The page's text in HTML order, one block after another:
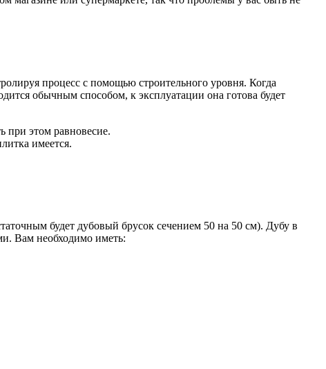
процесс с помощью строительного уровня. Когда
обычным способом, к эксплуатации она готова будет
при этом равновесие.
имеется.
будет дубовый брусок сечением 50 на 50 см). Дубу в
Вам необходимо иметь: